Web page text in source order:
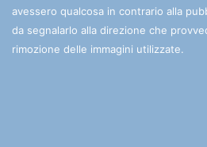
avessero qualcosa in contrario alla
da segnalarlo alla direzione che
rimozione delle immagini utilizzate.